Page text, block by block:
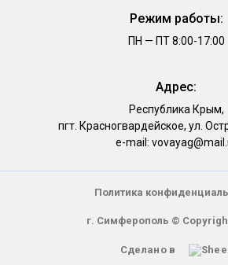
Режим работы:
ПН — ПТ 8:00-17:00
Адрес:
Республика Крым,
пгт. Красногвардейское, ул.
e-mail:
Политика
г. Симферополь © Copyright
Сделано в